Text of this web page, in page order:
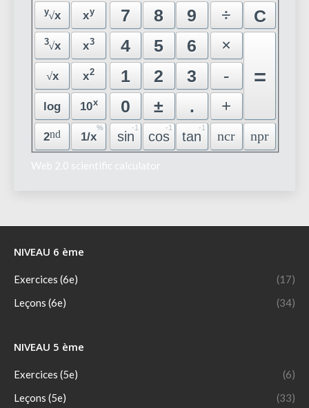
Web 2.0 scientific calculator
NIVEAU 6 ème
Exercices (6e)
(17)
Leçons (6e)
(34)
NIVEAU 5 ème
Exercices (5e)
(6)
Leçons (5e)
(33)